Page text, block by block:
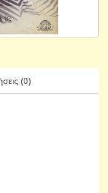
(0)